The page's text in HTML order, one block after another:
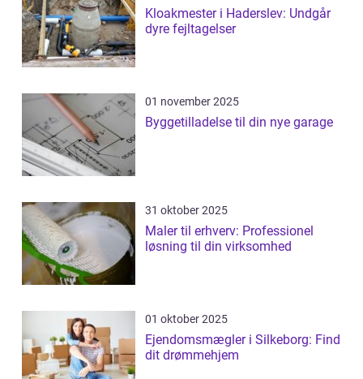
Kloakmester i Haderslev: Undgår
dyre fejltagelser
01 november 2025
Byggetilladelse til din nye garage
31 oktober 2025
Maler til erhverv: Professionel
løsning til din virksomhed
01 oktober 2025
Ejendomsmægler i Silkeborg: Find
dit drømmehjem